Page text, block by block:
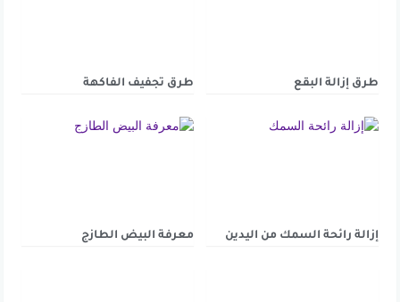
طرق إزالة البقع طرق تجفيف الفاكهة
إزالة رائحة السمك من اليدين معرفة البيض الطازج